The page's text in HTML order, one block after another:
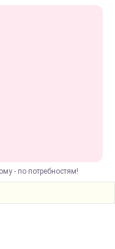
- по потребностям!